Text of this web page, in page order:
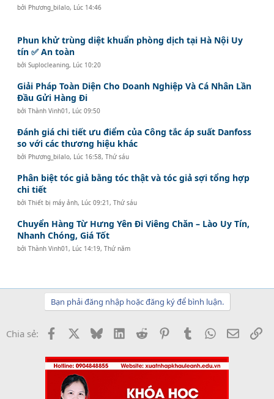
bởi Phương_bilalo, Lúc 14:46
Phun khử trùng diệt khuẩn phòng dịch tại Hà Nội Uy
tín ✅ An toàn
bởiSuplocleaning, Lúc 10:20
Giải Pháp Toàn Diện Cho Doanh Nghiệp Và Cá Nhân Lần
Đầu Gửi Hàng Đi
bởiThành Vinh01 , Lúc 09:50
Đánh giá chi tiết ưu điểm của Công tắc áp suất Danfoss
so với các thương hiệu khác
bởi Phương_bilalo, Lúc 16:58, Thứ sáu
Phân biệt tóc giả bằng tóc thật và tóc giả sợi tổng hợp
chi tiết
bởiThiết bị máy ảnh, Lúc 09:21, Thứ sáu
Chuyển Hàng Từ Hưng Yên Đi Viêng Chăn – Lào Uy Tín,
Nhanh Chóng, Giá Tốt
bởiThành Vinh01 , Lúc 14:19, Thứ năm
Bạn phải đăng nhập hoặc đăng ký để bình luận.
Chia sẻ: Facebook BlueskyLinkedInReddit PinterestTumblrWhatsApp
Email